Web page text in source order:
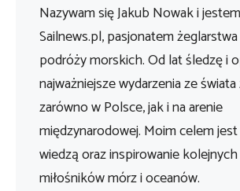
Nazywam się Jakub Nowak i
Sailnews.pl, pasjonatem
podróży morskich. Od lat śledzę i
najważniejsze wydarzenia ze
zarówno w Polsce, jak i na arenie
międzynarodowej. Moim celem
wiedzą oraz inspirowanie
miłośników mórz i oceanów.